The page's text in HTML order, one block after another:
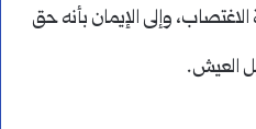
وإلى الإيمان بأنه حق
العيش.